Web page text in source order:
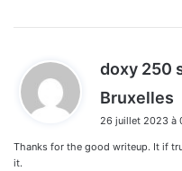
doxy 250
Bruxelles
t
26 juillet 2023 à
Thanks for the good writeup. It if
it.